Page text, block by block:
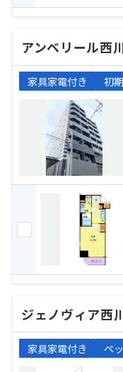
アンベリール西
家具家電付き 初
ジェノヴィア西
家具家電付き ペ